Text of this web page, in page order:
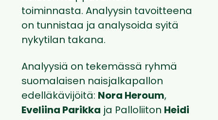
toiminnasta. Analyysin tavoitteena
on tunnistaa ja analysoida syitä
nykytilan takana.
Analyysiä on tekemässä ryhmä
suomalaisen naisjalkapallon
edelläkävijöitä: Nora Heroum,
Eveliina Parikka ja Palloliiton Heidi